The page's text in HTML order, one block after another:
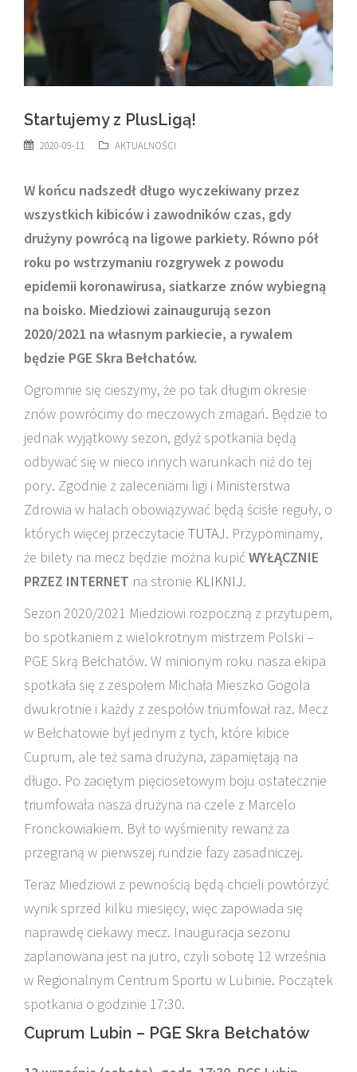
Startujemy z PlusLigą!
2020-09-11 AKTUALNOŚCI
W końcu nadszedł długo wyczekiwany przez
wszystkich kibiców i zawodników czas, gdy
drużyny powrócą na ligowe parkiety. Równo pół
roku po wstrzymaniu rozgrywek z powodu
epidemii koronawirusa, siatkarze znów wybiegną
na boisko. Miedziowi zainaugurują sezon
2020/2021 na własnym parkiecie, a rywalem
będzie PGE Skra Bełchatów.
Ogromnie się cieszymy, że po tak długim okresie
znów powrócimy do meczowych zmagań. Będzie to
jednak wyjątkowy sezon, gdyż spotkania będą
odbywać się w nieco innych warunkach niż do tej
pory. Zgodnie z zaleceniami ligi i Ministerstwa
Zdrowia w halach obowiązywać będą ścisłe reguły, o
których więcej przeczytacie TUTAJ. Przypominamy,
że bilety na mecz będzie można kupić WYŁĄCZNIE
PRZEZ INTERNET na stronie KLIKNIJ.
Sezon 2020/2021 Miedziowi rozpoczną z przytupem,
bo spotkaniem z wielokrotnym mistrzem Polski –
PGE Skrą Bełchatów. W minionym roku nasza ekipa
spotkała się z zespołem Michała Mieszko Gogola
dwukrotnie i każdy z zespołów triumfował raz. Mecz
w Bełchatowie był jednym z tych, które kibice
Cuprum, ale też sama drużyna, zapamiętają na
długo. Po zaciętym pięciosetowym boju ostatecznie
triumfowała nasza drużyna na czele z Marcelo
Fronckowiakiem. Był to wyśmienity rewanż za
przegraną w pierwszej rundzie fazy zasadniczej.
Teraz Miedziowi z pewnością będą chcieli powtórzyć
wynik sprzed kilku miesięcy, więc zapowiada się
naprawdę ciekawy mecz. Inauguracja sezonu
zaplanowana jest na jutro, czyli sobotę 12 września
w Regionalnym Centrum Sportu w Lubinie. Początek
spotkania o godzinie 17:30.
Cuprum Lubin – PGE Skra Bełchatów